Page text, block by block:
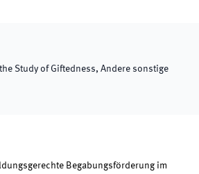
Study of Giftedness, Andere sonstige
Begabungsförderung im